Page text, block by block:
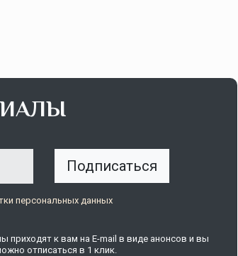
Подписаться
персональных данных
к вам на E-mail в виде анонсов и вы
отписаться в 1 клик.